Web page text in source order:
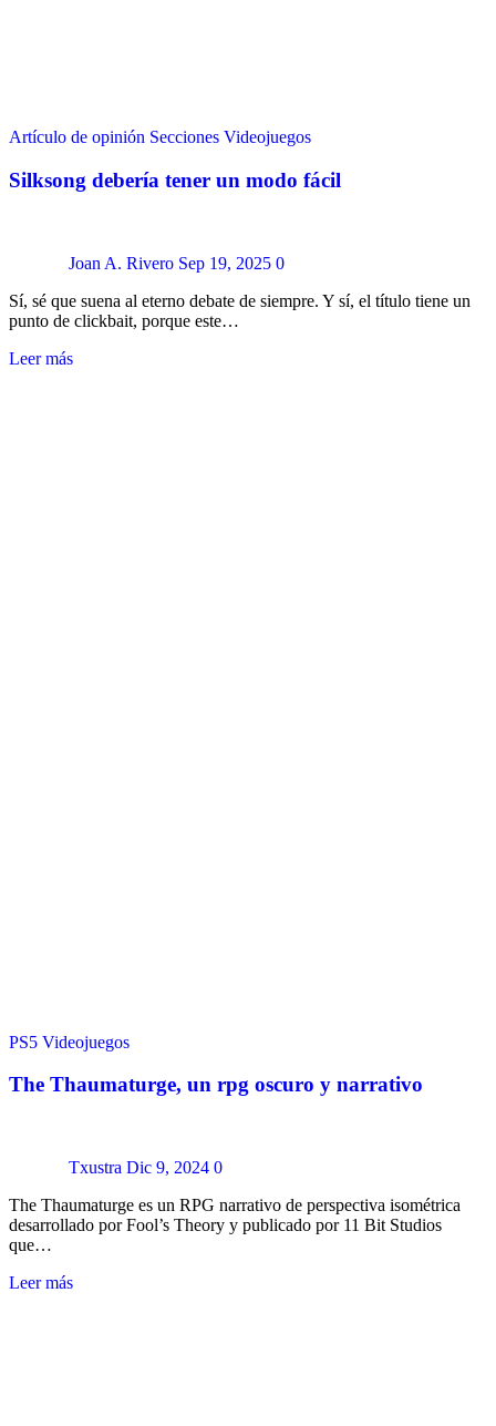
Artículo de opinión Secciones Videojuegos
Silksong debería tener un modo fácil
Joan A. Rivero Sep 19, 2025 0
Sí, sé que suena al eterno debate de siempre. Y sí, el título tiene un
punto de clickbait, porque este…
Leer más
PS5 Videojuegos
The Thaumaturge, un rpg oscuro y narrativo
Txustra Dic 9, 2024 0
The Thaumaturge es un RPG narrativo de perspectiva isométrica
desarrollado por Fool’s Theory y publicado por 11 Bit Studios
que…
Leer más